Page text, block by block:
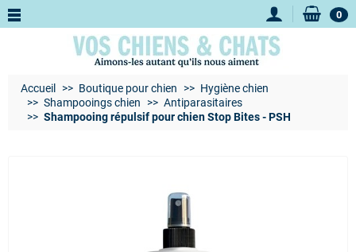
0
Accueil Boutique pour chien
Hygiène chien
Shampooings chien
Antiparasitaires
Shampooing répulsif pour chien Stop Bites - PSH